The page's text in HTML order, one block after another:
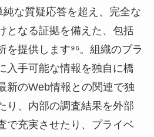
な質疑応答を超え、完全な
となる証拠を備えた、包括
を提供します⁹⁶。組織のプラ
入手可能な情報を独自に橋
新のWeb情報との関連で独
り、内部の調査結果を外部
で充実させたり、プライベ